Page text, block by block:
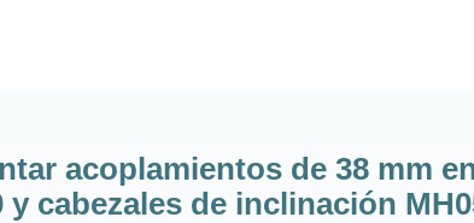
acoplamientos de 38 mm
y cabezales de inclinación